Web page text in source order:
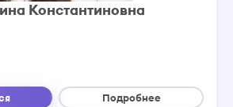
Константиновна
Подробнее